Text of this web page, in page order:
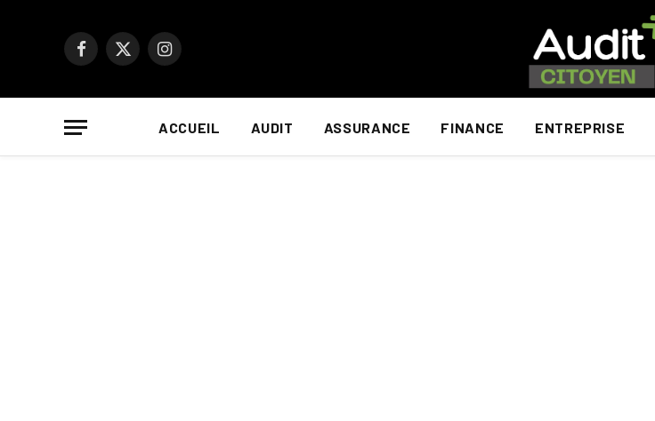
Facebook
X
Instagram
ACCUEIL AUDIT ASSURANCE FINANCE ENTREPRISE